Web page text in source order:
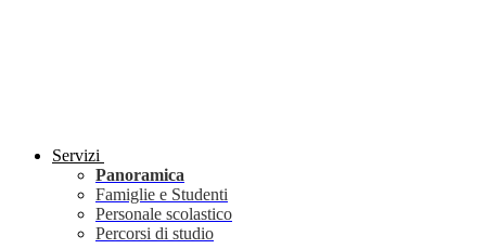
Servizi
Panoramica
Famiglie e Studenti
Personale scolastico
Percorsi di studio